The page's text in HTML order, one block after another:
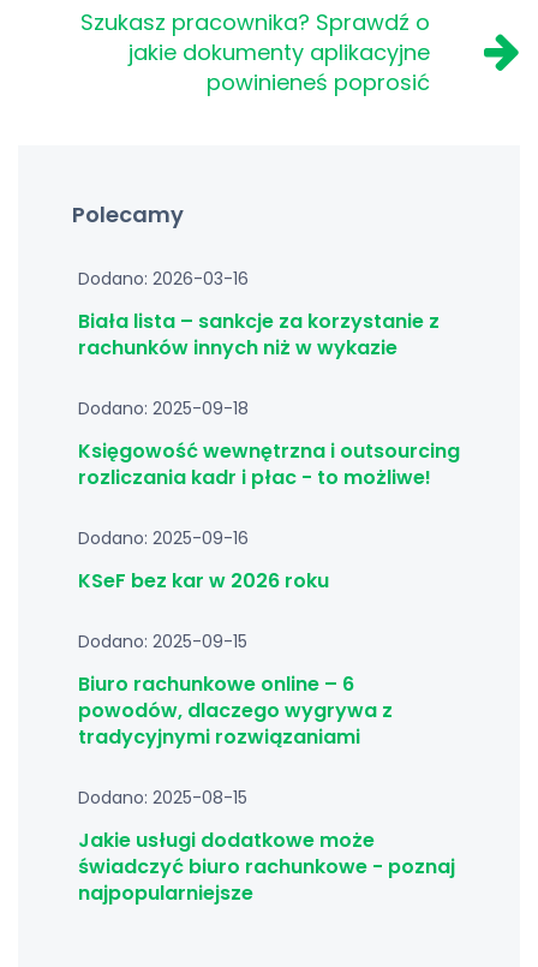
Szukasz pracownika? Sprawdź o
jakie dokumenty aplikacyjne
powinieneś poprosić
Polecamy
Dodano: 2026-03-16
Biała lista – sankcje za korzystanie z
rachunków innych niż w wykazie
Dodano: 2025-09-18
Księgowość wewnętrzna i outsourcing
rozliczania kadr i płac - to możliwe!
Dodano: 2025-09-16
KSeF bez kar w 2026 roku
Dodano: 2025-09-15
Biuro rachunkowe online – 6
powodów, dlaczego wygrywa z
tradycyjnymi rozwiązaniami
Dodano: 2025-08-15
Jakie usługi dodatkowe może
świadczyć biuro rachunkowe - poznaj
najpopularniejsze